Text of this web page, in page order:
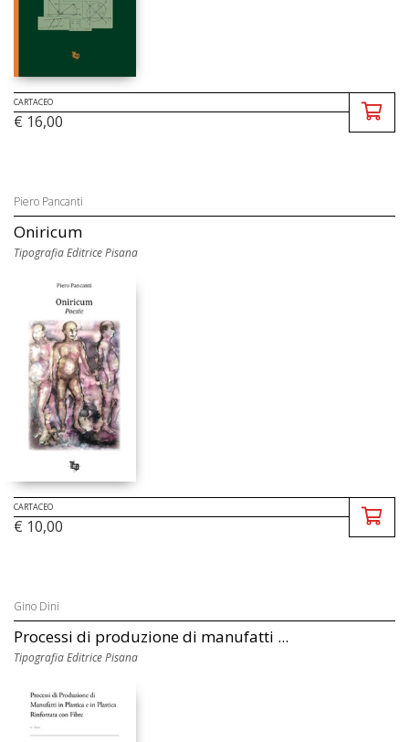
CARTACEO
€ 16,00
Piero Pancanti
Oniricum
Tipografia Editrice Pisana
CARTACEO
€ 10,00
Gino Dini
Processi di produzione di manufatti ...
Tipografia Editrice Pisana